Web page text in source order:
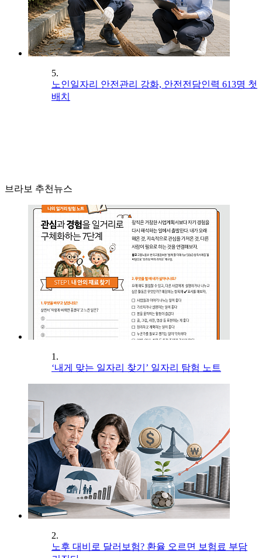
5.
노인일자리 안전관리 강화, 안전전담인력 613명 첫
배치
브라보 추천뉴스
1.
‘내게 맞는 일자리 찾기’ 일자리 탐험 노트
2.
노후 대비로 달러보험? 환율 오르면 보험료 부담